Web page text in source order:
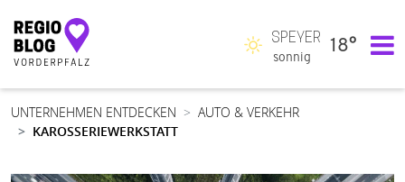
Hauptnavigation
SPEYER
sonnig
18°
UNTERNEHMEN ENTDECKEN
AUTO & VERKEHR
KAROSSERIEWERKSTATT